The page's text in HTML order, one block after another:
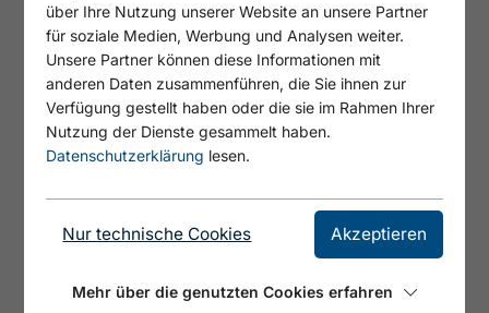
GEFUNDEN
SITEMAP
Tirols Sport & Vital Park
Achensee & seine Dörfer
über Ihre Nutzung unserer Website an unsere Partner
für soziale Medien, Werbung und Analysen weiter.
Unsere Partner können diese Informationen mit
anderen Daten zusammenführen, die Sie ihnen zur
Verfügung gestellt haben oder die sie im Rahmen Ihrer
Nutzung der Dienste gesammelt haben.
Datenschutzerklärung lesen.
Nur technische Cookies Akzeptieren
Mehr über die genutzten Cookies erfahren